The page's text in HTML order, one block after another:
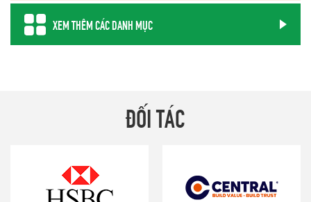
XEM THÊM CÁC DANH MỤC
ĐỐI TÁC